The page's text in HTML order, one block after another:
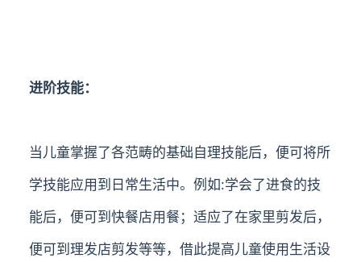
进阶技能：
当儿童掌握了各范畴的基础自理技能后，便可将所
学技能应用到日常生活中。例如:学会了进食的技
能后，便可到快餐店用餐；适应了在家里剪发后，
便可到理发店剪发等等，借此提高儿童使用生活设